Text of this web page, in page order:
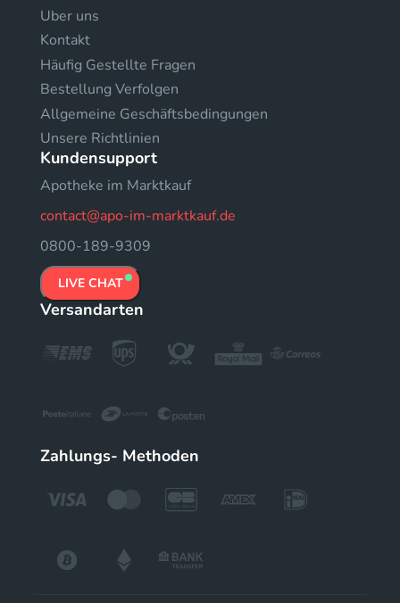
Uber uns
Kontakt
Häufig Gestellte Fragen
Bestellung Verfolgen
Allgemeine Geschäftsbedingungen
Unsere Richtlinien
Kundensupport
Apotheke im Marktkauf
contact@apo-im-marktkauf.de
0800-189-9309
LIVE CHAT
Versandarten
Zahlungs- Methoden